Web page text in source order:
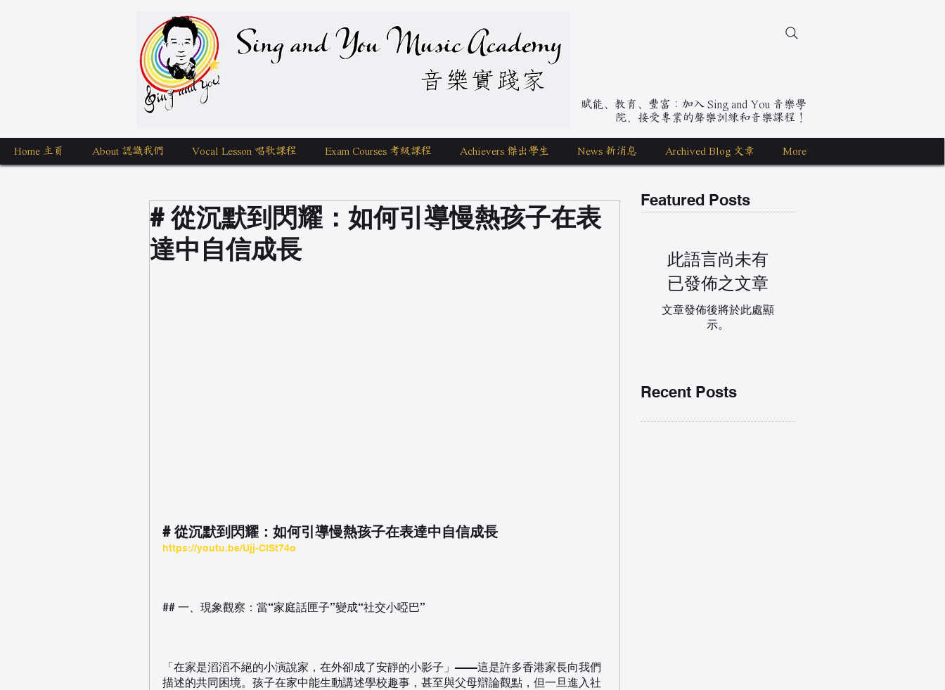
Sing and You Music Academy 學唱歌
賦能、教育、豐富：加入 Sing and You 音樂學
院，接受專業的聲樂訓練和音樂課程！
Home 主頁 About 認識我們 Vocal Lesson 唱歌課程 Exam Courses 考級課程 Achievers 傑出學生 News 新消息 Archived Blog 文章 More
# 從沉默到閃耀：如何引導慢熱孩子在表
達中自信成長
# 從沉默到閃耀：如何引導慢熱孩子在表達中自信成長
https://youtu.be/Ujj-ClSt74o
## 一、現象觀察：當“家庭話匣子”變成“社交小啞巴”
「在家是滔滔不絕的小演說家，在外卻成了安靜的小影子」——這是許多香港家長向我們
描述的共同困境。孩子在家中能生動講述學校趣事，甚至與父母辯論觀點，但一旦進入社
Featured Posts
此語言尚未有
已發佈之文章
文章發佈後將於此處顯
示。
Recent Posts